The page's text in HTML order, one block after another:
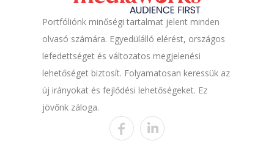
Portfóliónk minőségi tartalmat jelent minden
olvasó számára. Egyedülálló elérést, országos
lefedettséget és változatos megjelenési
lehetőséget biztosít. Folyamatosan keressük az
új irányokat és fejlődési lehetőségeket. Ez
jövőnk záloga.